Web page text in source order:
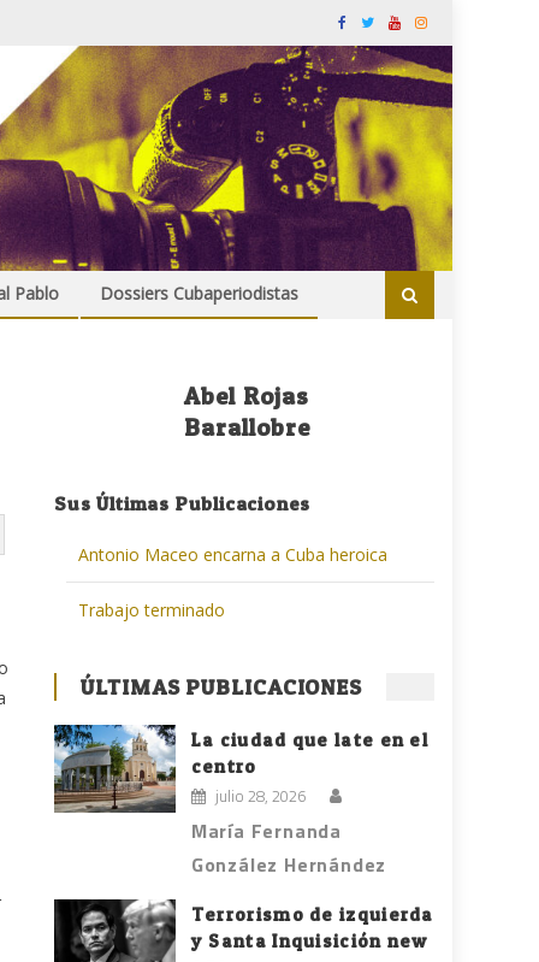
Pablo Dossiers Cubaperiodistas
Abel Rojas
Barallobre
Sus Últimas Publicaciones
Antonio Maceo encarna a Cuba heroica
Trabajo terminado
ÚLTIMAS PUBLICACIONES
La ciudad que late en el
centro
julio 28, 2026
María Fernanda
González Hernández
Terrorismo de izquierda
y Santa Inquisición new